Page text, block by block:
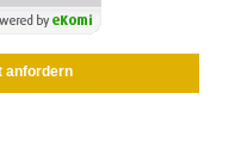
anfordern